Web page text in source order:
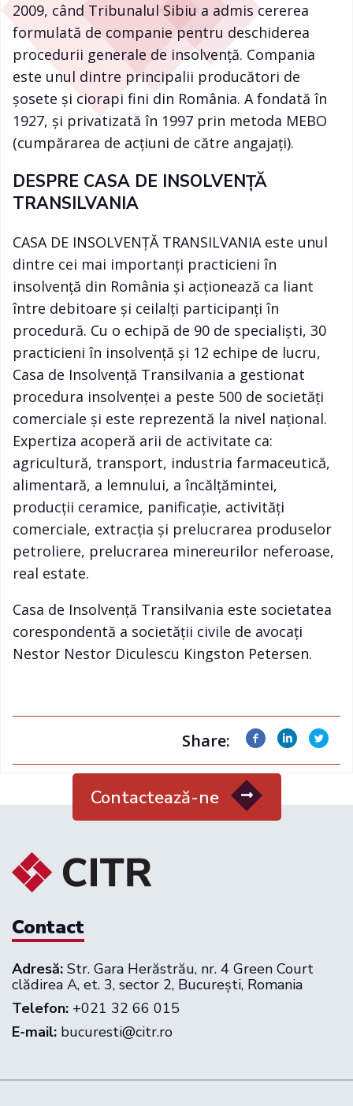
2009, când Tribunalul Sibiu a admis cererea
formulată de companie pentru deschiderea
procedurii generale de insolvență. Compania
este unul dintre principalii producători de
șosete și ciorapi fini din România. A fondată în
1927, și privatizată în 1997 prin metoda MEBO
(cumpărarea de acțiuni de către angajați).
DESPRE CASA DE INSOLVENȚĂ
TRANSILVANIA
CASA DE INSOLVENȚĂ TRANSILVANIA este unul
dintre cei mai importanți practicieni în
insolvență din România și acționează ca liant
între debitoare și ceilalți participanți în
procedură. Cu o echipă de 90 de specialiști, 30
practicieni în insolvență și 12 echipe de lucru,
Casa de Insolvență Transilvania a gestionat
procedura insolvenței a peste 500 de societăți
comerciale și este reprezentă la nivel național.
Expertiza acoperă arii de activitate ca:
agricultură, transport, industria farmaceutică,
alimentară, a lemnului, a încălțămintei,
producții ceramice, panificație, activități
comerciale, extracţia și prelucrarea produselor
petroliere, prelucrarea minereurilor neferoase,
real estate.
Casa de Insolvență Transilvania este societatea
corespondentă a societății civile de avocați
Nestor Nestor Diculescu Kingston Petersen.
Share:
Contactează-ne
Contact
Adresă: Str. Gara Herăstrău, nr. 4 Green Court
clădirea A, et. 3, sector 2, București, Romania
Telefon: +021 32 66 015
E-mail: bucuresti@citr.ro